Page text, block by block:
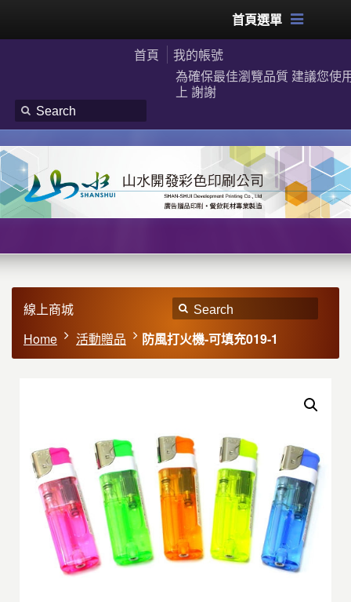
首頁選單
首頁
我的帳號
為確保最佳瀏覽品質 建議您使
上 謝謝
線上商城
Home
活動贈品 防風打火機-可填充019-1